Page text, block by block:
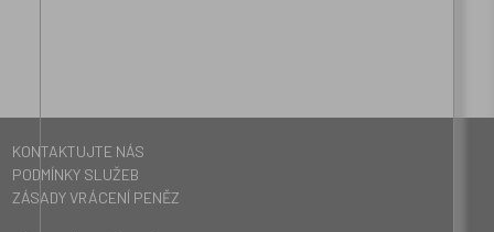
KONTAKTUJTE NÁS
PODMÍNKY SLUŽEB
ZÁSADY VRÁCENÍ PENĚZ